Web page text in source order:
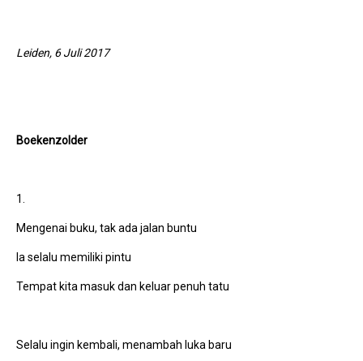
Leiden, 6 Juli 2017
Boekenzolder
1.
Mengenai buku, tak ada jalan buntu
Ia selalu memiliki pintu
Tempat kita masuk dan keluar penuh tatu
Selalu ingin kembali, menambah luka baru